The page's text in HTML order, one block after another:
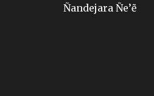
Ñandejara Ñe’ẽ